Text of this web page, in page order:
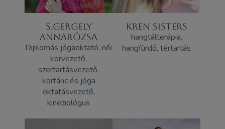
S.GERGELY
ANNARÓZSA
Diplomás jógaoktató, női
körvezető,
szertartásvezető,
körtánc és jóga
oktatásvezető,
kineziológus
KREN SISTERS
hangtálterápia,
hangfürdő, tértartás